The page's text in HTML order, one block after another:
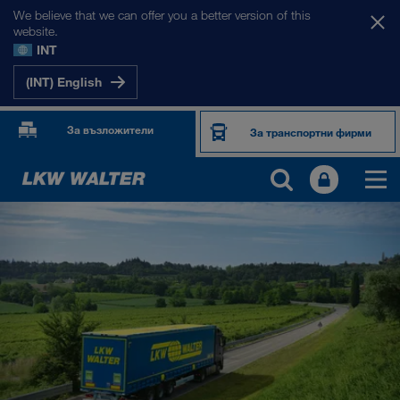
We believe that we can offer you a better version of this
website.
INT
(INT) English
За възложители За транспортни фирми
Шосеен транспорт
Дигитални решения
Комбиниран транспорт